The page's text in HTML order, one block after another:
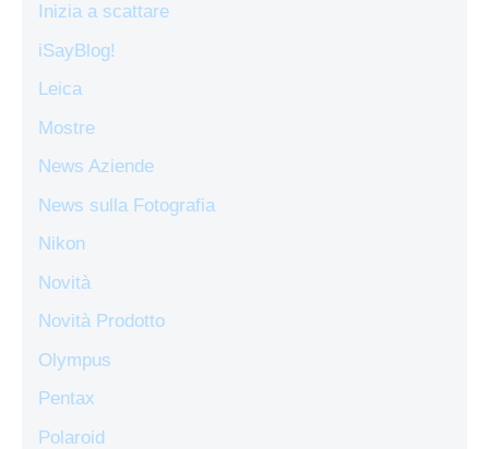
Inizia a scattare
iSayBlog!
Leica
Mostre
News Aziende
News sulla Fotografia
Nikon
Novità
Novità Prodotto
Olympus
Pentax
Polaroid